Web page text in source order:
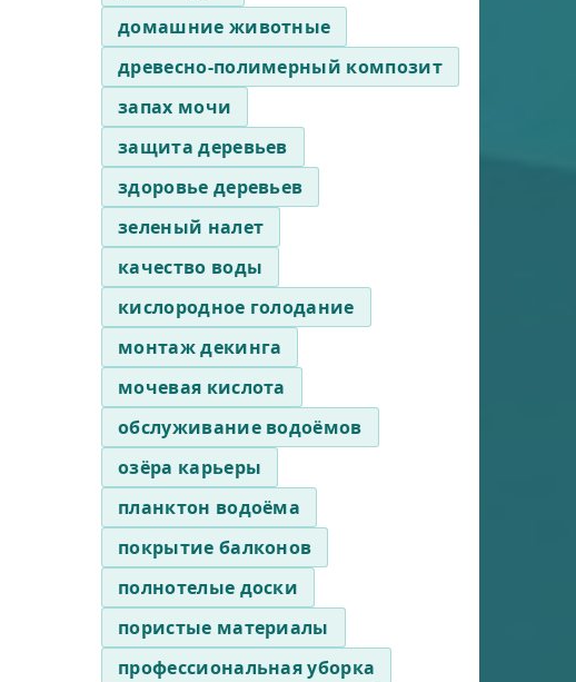
домашние животные
древесно-полимерный композит
запах мочи
защита деревьев
здоровье деревьев
зеленый налет
качество воды
кислородное голодание
монтаж декинга
мочевая кислота
обслуживание водоёмов
озёра карьеры
планктон водоёма
покрытие балконов
полнотелые доски
пористые материалы
профессиональная уборка